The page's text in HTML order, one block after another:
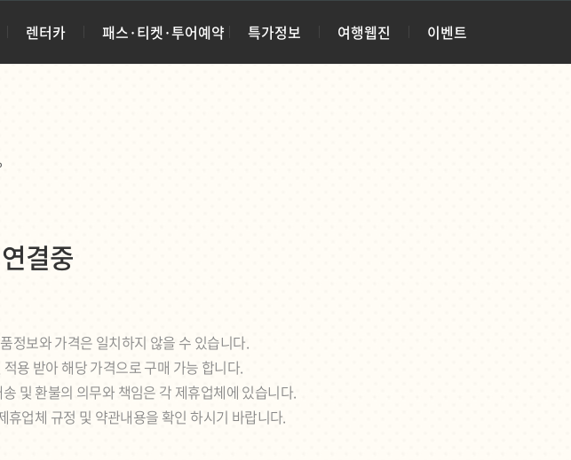
렌터카 패스·티켓·투어예약 특가정보 여행웹진 이벤트
결중
정보와 가격은 일치하지 않을 수 있습니다.
용 받아 해당 가격으로 구매 가능 합니다.
및 환불의 의무와 책임은 각 제휴업체에 있습니다.
업체 규정 및 약관내용을 확인 하시기 바랍니다.